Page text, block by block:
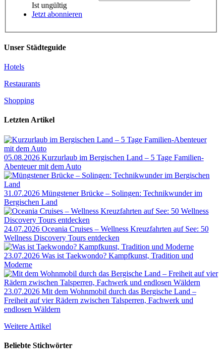
Ist ungültig
Jetzt abonnieren
Unser Städteguide
Hotels
Restaurants
Shopping
Letzten Artikel
05.08.2026 Kurzurlaub im Bergischen Land – 5 Tage Familien-
Abenteuer mit dem Auto
31.07.2026 Müngstener Brücke – Solingen: Technikwunder im
Bergischen Land
24.07.2026 Oceania Cruises – Wellness Kreuzfahrten auf See: 50
Wellness Discovery Tours entdecken
23.07.2026 Was ist Taekwondo? Kampfkunst, Tradition und
Moderne
23.07.2026 Mit dem Wohnmobil durch das Bergische Land –
Freiheit auf vier Rädern zwischen Talsperren, Fachwerk und
endlosen Wäldern
Weitere Artikel
Beliebte Stichwörter